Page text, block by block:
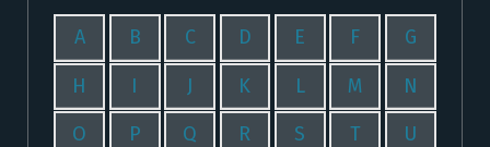
A B C D E F G
H I J K L M N
O P Q R S T U